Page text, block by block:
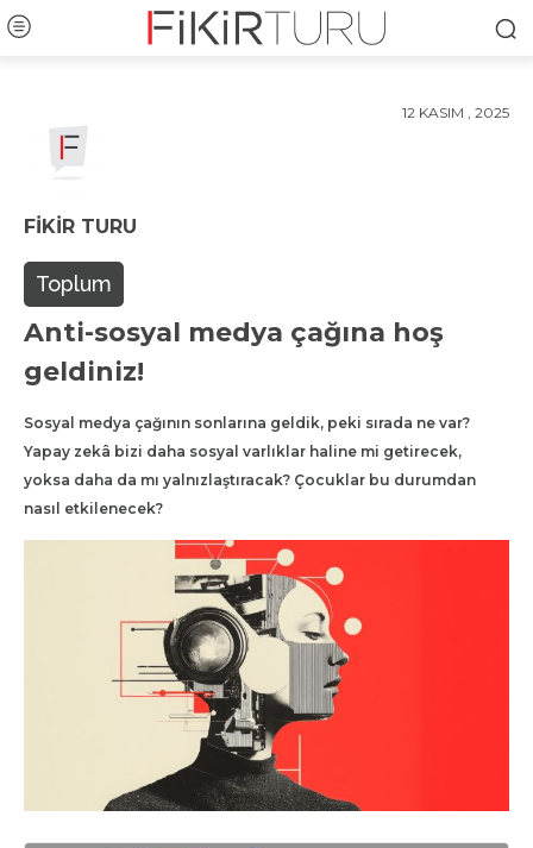
12 KASIM , 2025
FIKIR TURU
Toplum
Anti-sosyal medya çağına hoş
geldiniz!
Sosyal medya çağının sonlarına geldik, peki sırada ne var?
Yapay zekâ bizi daha sosyal varlıklar haline mi getirecek,
yoksa daha da mı yalnızlaştıracak? Çocuklar bu durumdan
nasıl etkilenecek?